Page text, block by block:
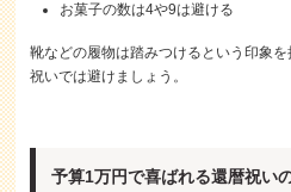
お菓子の数は4や9は避ける
靴などの履物は踏みつけるという印象
祝いでは避けましょう。
予算1万円で喜ばれる還暦祝い